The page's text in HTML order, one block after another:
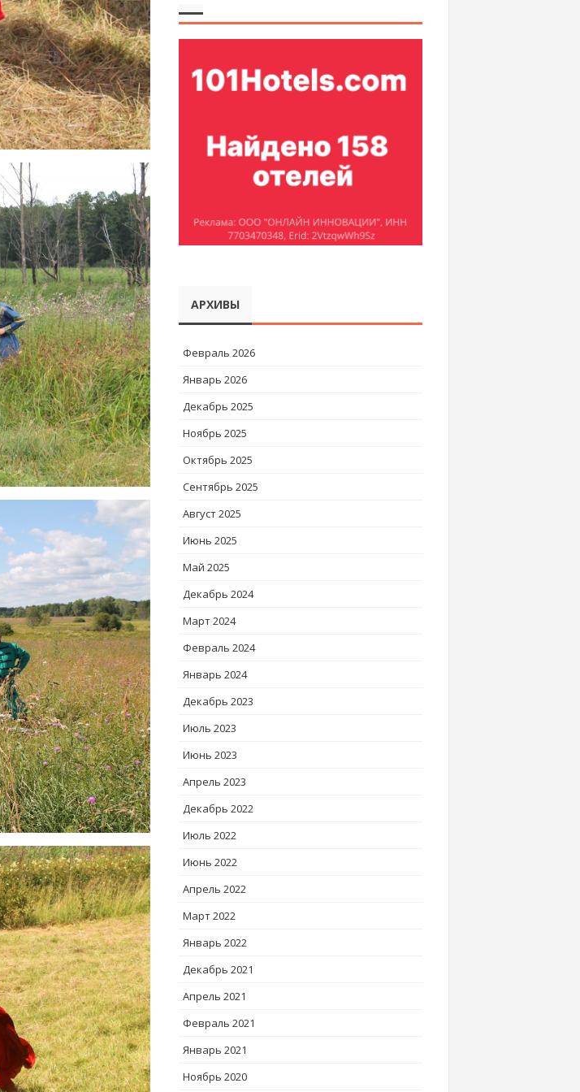
АРХИВЫ
Февраль 2026
Январь 2026
Декабрь 2025
Ноябрь 2025
Октябрь 2025
Сентябрь 2025
Август 2025
Июнь 2025
Май 2025
Декабрь 2024
Март 2024
Февраль 2024
Январь 2024
Декабрь 2023
Июль 2023
Июнь 2023
Апрель 2023
Декабрь 2022
Июль 2022
Июнь 2022
Апрель 2022
Март 2022
Январь 2022
Декабрь 2021
Апрель 2021
Февраль 2021
Январь 2021
Ноябрь 2020